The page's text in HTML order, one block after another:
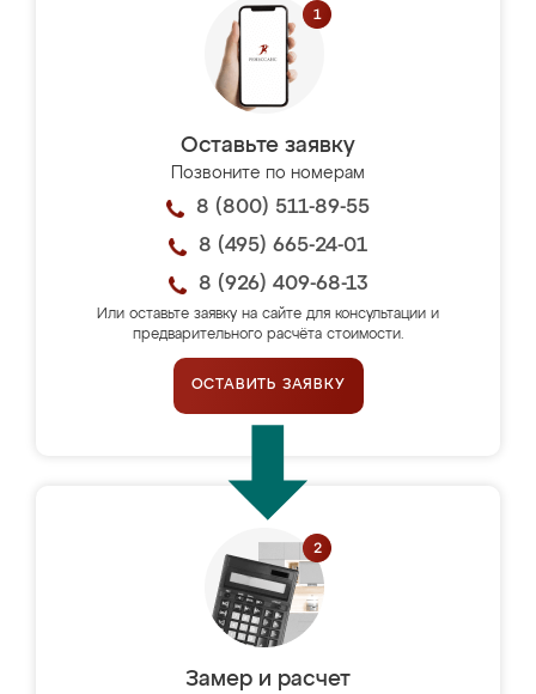
Оставьте заявку
Позвоните по номерам
8 (800) 511-89-55
8 (495) 665-24-01
8 (926) 409-68-13
Или оставьте заявку на сайте для консультации и
предварительного расчёта стоимости.
ОСТАВИТЬ ЗАЯВКУ
Замер и расчет